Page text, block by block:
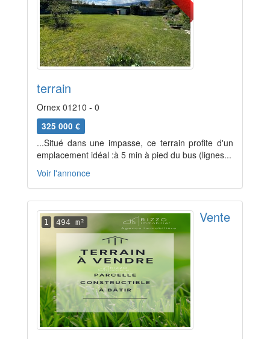
terrain
Ornex 01210 - 0
325 000 €
...Situé dans une impasse, ce terrain profite d'un
emplacement idéal :à 5 min à pied du bus (lignes...
Voir l'annonce
1 494 m² Vente